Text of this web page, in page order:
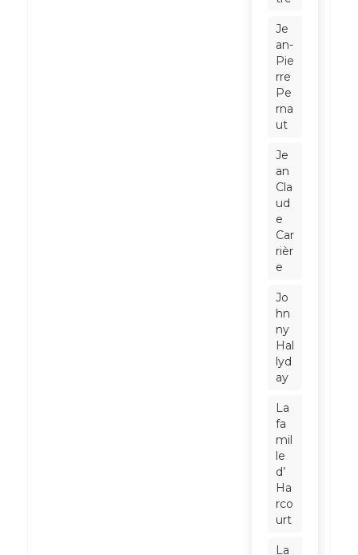
Je
an-
Pie
rre
Pe
rna
ut
Je
an
Cla
ud
e
Car
rièr
e
Jo
hn
ny
Hal
lyd
ay
La
fa
mil
le
d’
Ha
rco
urt
La